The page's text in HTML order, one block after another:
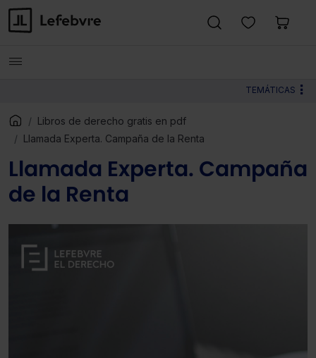
TEMÁTICAS
Libros de derecho gratis en pdf
Llamada Experta. Campaña de la Renta
Llamada Experta. Campaña
de la Renta